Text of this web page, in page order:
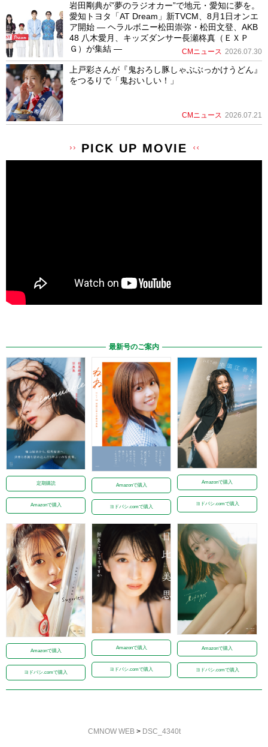
岩田剛典が”夢のラジオカー”で地元・愛知に夢を。
愛知トヨタ「AT Dream」新TVCM、8月1日オンエ
ア開始 ― ヘラルボニー松田崇弥・松田文登、AKB
48 八木愛月、キッズダンサー長瀬柊真（ＥＸＰ
Ｇ）が集結 ―
CMニュース 2026.07.30
上戸彩さんが『鬼おろし豚しゃぶぶっかけうどん』
をつるりで「鬼おいしい！」
CMニュース 2026.07.21
PICK UP MOVIE
最新号のご案内
定期購読
Amazonで購入
Amazonで購入
ヨドバシ.comで購入
Amazonで購入
ヨドバシ.comで購入
Amazonで購入
ヨドバシ.comで購入
Amazonで購入
ヨドバシ.comで購入
Amazonで購入
ヨドバシ.comで購入
CMNOW WEB> DSC_4340t